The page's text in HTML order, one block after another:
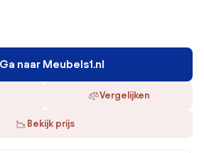
Ga naar Meubels1.nl
Vergelijken
Bekijk prijs